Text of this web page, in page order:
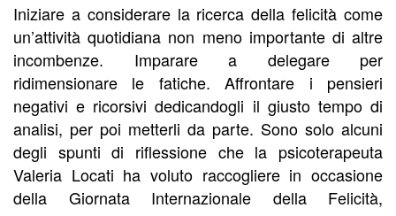
Iniziare a considerare la ricerca della felicità come
un’attività quotidiana non meno importante di altre
incombenze. Imparare a delegare per
ridimensionare le fatiche. Affrontare i pensieri
negativi e ricorsivi dedicandogli il giusto tempo di
analisi, per poi metterli da parte. Sono solo alcuni
degli spunti di riflessione che la psicoterapeuta
Valeria Locati ha voluto raccogliere in occasione
della Giornata Internazionale della Felicità,